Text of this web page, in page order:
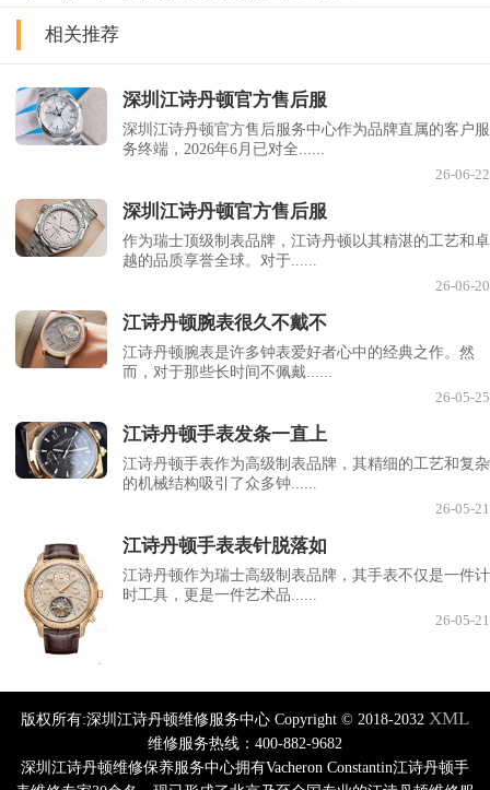
相关推荐
深圳江诗丹顿官方售后服
深圳江诗丹顿官方售后服务中心作为品牌直属的客户服
务终端，2026年6月已对全......
26-06-22
深圳江诗丹顿官方售后服
作为瑞士顶级制表品牌，江诗丹顿以其精湛的工艺和卓
越的品质享誉全球。对于......
26-06-20
江诗丹顿腕表很久不戴不
江诗丹顿腕表是许多钟表爱好者心中的经典之作。然
而，对于那些长时间不佩戴......
26-05-25
江诗丹顿手表发条一直上
江诗丹顿手表作为高级制表品牌，其精细的工艺和复杂
的机械结构吸引了众多钟......
26-05-21
江诗丹顿手表表针脱落如
江诗丹顿作为瑞士高级制表品牌，其手表不仅是一件计
时工具，更是一件艺术品......
26-05-21
版权所有:深圳江诗丹顿维修服务中心 Copyright © 2018-2032 XML
维修服务热线：400-882-9682
深圳江诗丹顿维修保养服务中心拥有Vacheron Constantin江诗丹顿手